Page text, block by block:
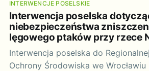
INTERWENCJE POSELSKIE
Interwencja poselska
niebezpieczeństwa
lęgowego ptaków przy rzece
Interwencja poselska do
Ochrony Środowiska we